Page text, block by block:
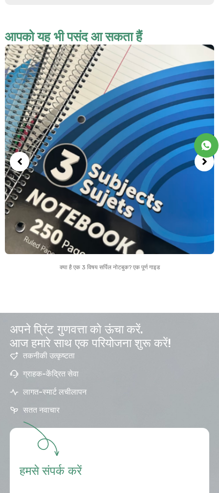
आपको यह भी पसंद आ सकता हैं
क्या है एक 3 विषय सर्पिल नोटबुक? एक पूर्ण गाइड
अपने प्रिंट गुणवत्ता को ऊंचा करें.
आज हमारे साथ एक परियोजना शुरू करें!
तकनीकी उत्कृष्टता
ग्राहक-केंद्रित सेवा
लागत-स्मार्ट लचीलापन
सतत नवाचार
हमसे संपर्क करें